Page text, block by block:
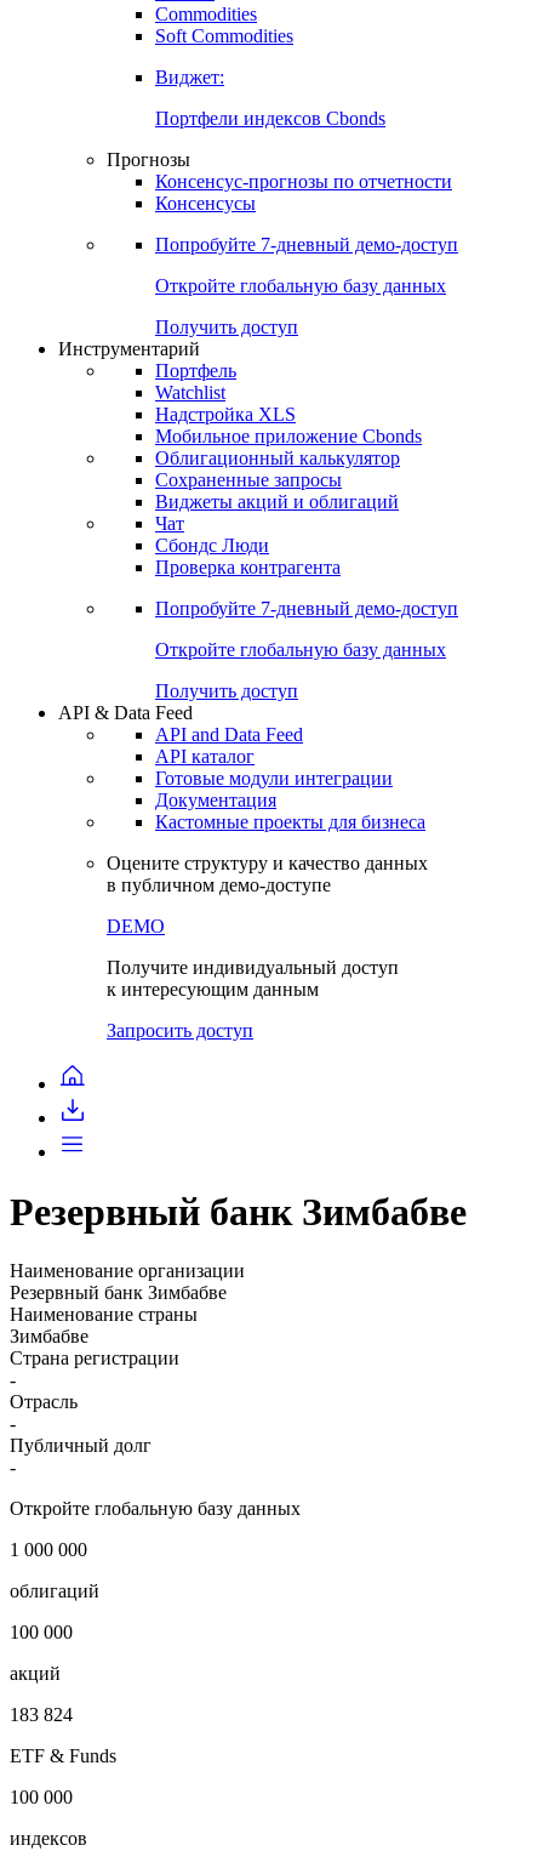
Commodities
Soft Commodities
Виджет:
Портфели индексов Cbonds
Прогнозы
Консенсус-прогнозы по отчетности
Консенсусы
Попробуйте 7-дневный демо-доступ
Откройте глобальную базу данных
Получить доступ
Инструментарий
Портфель
Watchlist
Надстройка XLS
Мобильное приложение Cbonds
Облигационный калькулятор
Сохраненные запросы
Виджеты акций и облигаций
Чат
Сбондс Люди
Проверка контрагента
Попробуйте 7-дневный демо-доступ
Откройте глобальную базу данных
Получить доступ
API & Data Feed
API and Data Feed
API каталог
Готовые модули интеграции
Документация
Кастомные проекты для бизнеса
Оцените структуру и качество данных
в публичном демо-доступе
DEMO
Получите индивидуальный доступ
к интересующим данным
Запросить доступ
Резервный банк Зимбабве
Наименование организации
Резервный банк Зимбабве
Наименование страны
Зимбабве
Страна регистрации
-
Отрасль
-
Публичный долг
-
Откройте глобальную базу данных
1 000 000
облигаций
100 000
акций
183 824
ETF & Funds
100 000
индексов